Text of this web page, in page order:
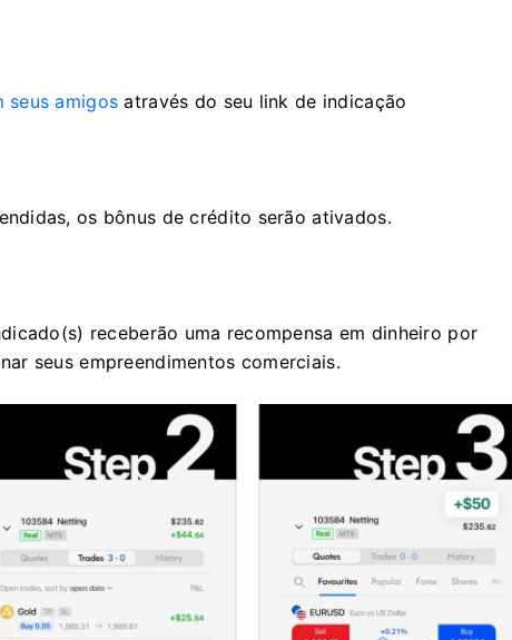
seus amigos através do seu link de indicação
os bônus de crédito serão ativados.
receberão uma recompensa em dinheiro por
seus empreendimentos comerciais.